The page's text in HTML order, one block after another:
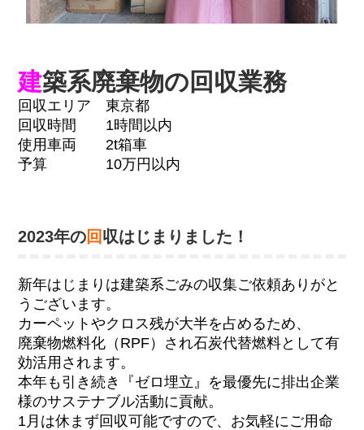
建築系廃棄物の回収業務
回収エリア 東京都
回収時間 1時間以内
使用車両 2t箱車
予算 10万円以内
2023年の回収はじまりました！
新年はじまりは建築系ごみの収集ご依頼ありがと
うございます。
カーペットやクロス残が大半を占めるため、
廃棄物燃料化（RPF）され石炭代替燃料として有
効活用されます。
本年も引き続き『ゼロ埋立』を最優先に排出企業
様のサステナブル活動に貢献。
1月は休まず回収可能ですので、お気軽にご用命